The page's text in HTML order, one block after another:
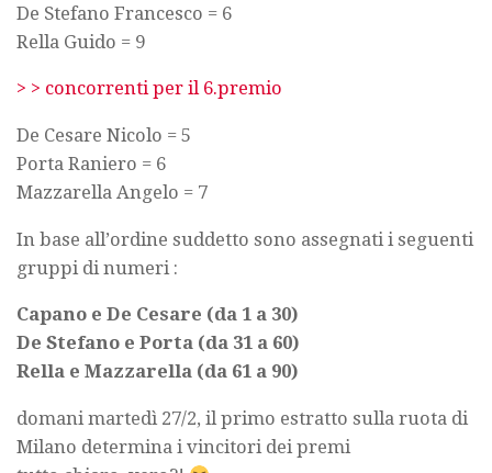
De Stefano Francesco = 6
Rella Guido = 9
> > concorrenti per il 6.premio
De Cesare Nicolo = 5
Porta Raniero = 6
Mazzarella Angelo = 7
In base all’ordine suddetto sono assegnati i seguenti
gruppi di numeri :
Capano e De Cesare (da 1 a 30)
De Stefano e Porta (da 31 a 60)
Rella e Mazzarella (da 61 a 90)
domani martedì 27/2, il primo estratto sulla ruota di
Milano determina i vincitori dei premi